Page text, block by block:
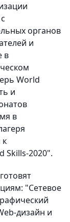
органов
и
в
World
и
в
к
Skills-2020".
"Сетевое
дизайн и